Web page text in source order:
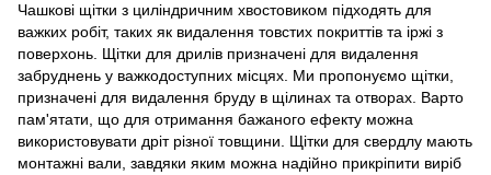
Чашкові щітки з циліндричним хвостовиком підходять для
важких робіт, таких як видалення товстих покриттів та іржі з
поверхонь. Щітки для дрилів призначені для видалення
забруднень у важкодоступних місцях. Ми пропонуємо щітки,
призначені для видалення бруду в щілинах та отворах. Варто
пам'ятати, що для отримання бажаного ефекту можна
використовувати дріт різної товщини. Щітки для свердлу мають
монтажні вали, завдяки яким можна надійно прикріпити виріб